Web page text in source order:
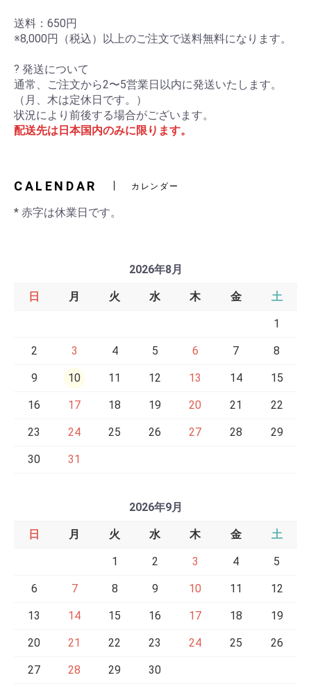
送料：650円
※8,000円（税込）以上のご注文で送料無料になります。
? 発送について
通常、ご注文から2〜5営業日以内に発送いたします。
（月、木は定休日です。）
状況により前後する場合がございます。
配送先は日本国内のみに限ります。
CALENDAR カレンダー
* 赤字は休業日です。
2026年8月
日 月 火 水 木 金 土
1
2 3 4 5 6 7 8
9 10 11 12 13 14 15
16 17 18 19 20 21 22
23 24 25 26 27 28 29
30 31
2026年9月
日 月 火 水 木 金 土
1 2 3 4 5
6 7 8 9 10 11 12
13 14 15 16 17 18 19
20 21 22 23 24 25 26
27 28 29 30